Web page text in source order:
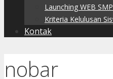
Launching WEB
Kriteria Kelulusan
Kontak
nobar